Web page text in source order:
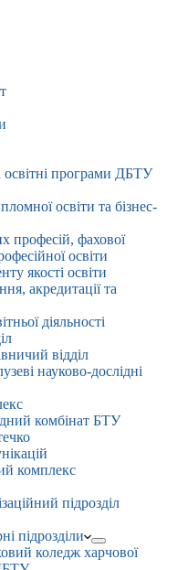
освітні програми ДБТУ
освіти та бізнес-
професій, фахової
освіти
якості освіти
акредитації та
діяльності
відділ
науково-дослідні
комбінат БТУ
комплекс
підрозділ
підрозділи
коледж харчової